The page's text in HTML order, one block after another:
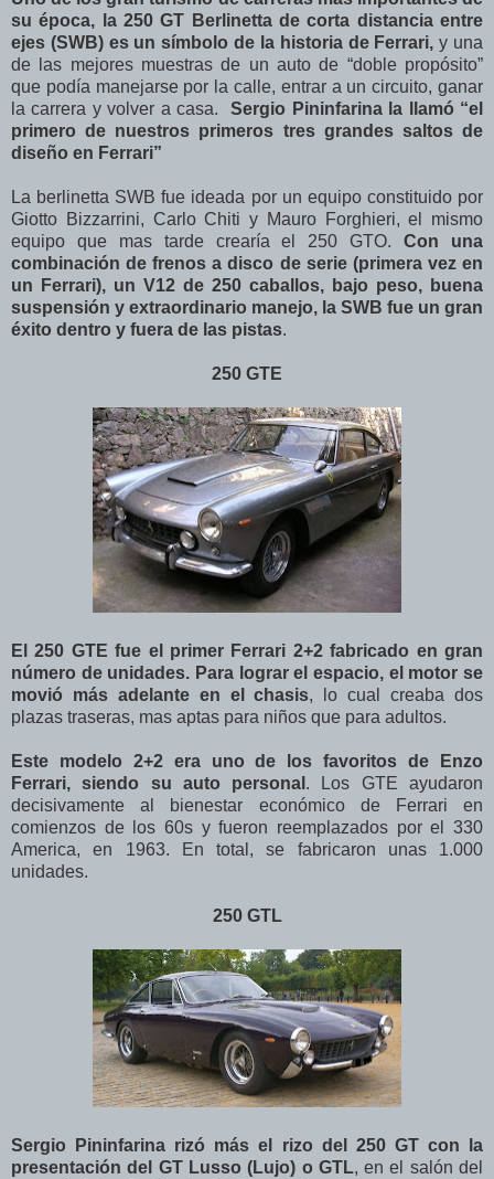
su época, la 250 GT Berlinetta de corta distancia entre
ejes (SWB) es un símbolo de la historia de Ferrari, y una
de las mejores muestras de un auto de “doble propósito”
que podía manejarse por la calle, entrar a un circuito, ganar
la carrera y volver a casa.Sergio Pininfarina la llamó “el
primero de nuestros primeros tres grandes saltos de
diseño en Ferrari”
La berlinetta SWB fue ideada por un equipo constituido por
Giotto Bizzarrini, Carlo Chiti y Mauro Forghieri, el mismo
equipo que mas tarde crearía el 250 GTO.Con una
combinación de frenos a disco de serie (primera vez en
un Ferrari), un V12 de 250 caballos, bajo peso, buena
suspensión y extraordinario manejo, la SWB fue un gran
éxito dentro y fuera de las pistas.
250 GTE
El 250 GTE fue el primer Ferrari 2+2 fabricado en gran
número de unidades. Para lograr el espacio, el motor se
movió más adelante en el chasis, lo cual creaba dos
plazas traseras, mas aptas para niños que para adultos.
Este modelo 2+2 era uno de los favoritos de Enzo
Ferrari, siendo su auto personal . Los GTE ayudaron
decisivamente al bienestar económico de Ferrari en
comienzos de los 60s y fueron reemplazados por el 330
America, en 1963. En total, se fabricaron unas 1.000
unidades.
250 GTL
Sergio Pininfarina rizó más el rizo del 250 GT con la
presentación del GT Lusso (Lujo) o GTL, en el salón del